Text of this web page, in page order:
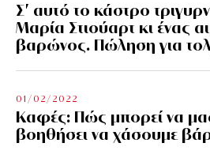
Σ’ αυτό το κάστρο
Μαρία Στιούαρτ κι ένας
βαρώνος. Πώληση για
01/02/2022
Kαφές: Πώς μπορεί να
βοηθήσει να χάσουμε